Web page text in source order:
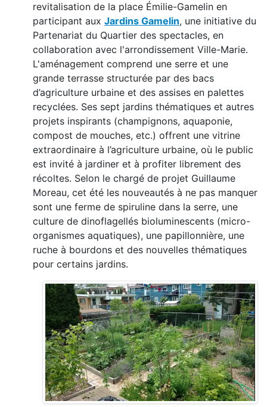
revitalisation de la place Émilie-Gamelin en
participant aux Jardins Gamelin, une initiative du
Partenariat du Quartier des spectacles, en
collaboration avec l'arrondissement Ville-Marie.
L'aménagement comprend une serre et une
grande terrasse structurée par des bacs
d’agriculture urbaine et des assises en palettes
recyclées. Ses sept jardins thématiques et autres
projets inspirants (champignons, aquaponie,
compost de mouches, etc.) offrent une vitrine
extraordinaire à l’agriculture urbaine, où le public
est invité à jardiner et à profiter librement des
récoltes. Selon le chargé de projet Guillaume
Moreau, cet été les nouveautés à ne pas manquer
sont une ferme de spiruline dans la serre, une
culture de dinoflagellés bioluminescents (micro-
organismes aquatiques), une papillonnière, une
ruche à bourdons et des nouvelles thématiques
pour certains jardins.